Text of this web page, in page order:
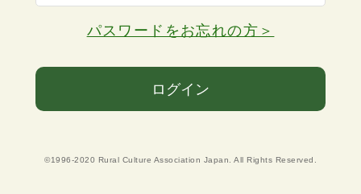
パスワードをお忘れの方＞
ログイン
©1996-2020 Rural Culture Association Japan. All Rights Reserved.